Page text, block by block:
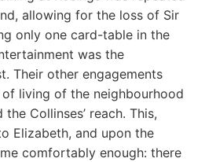
allowing for the loss of Sir
only one card-table in the
was the
Their other engagements
living of the neighbourhood
Collinses’ reach. This,
Elizabeth, and upon the
comfortably enough: there